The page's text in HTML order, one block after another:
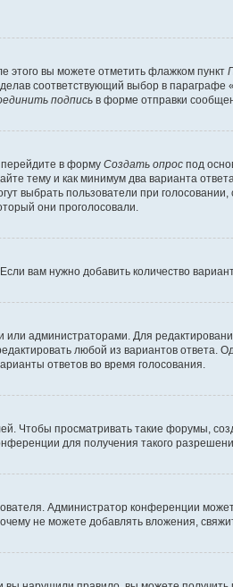
этого вы можете отметить флажком пункт
соответствующий выбор в
подпись в форме отправки
в форму Создать опрос под
тему и как минимум два варианта
выбрать пользователи при
они проголосовали.
вам нужно добавить количество
администраторами. Для
любой из вариантов ответа.
ответов во время голосования.
Чтобы просматривать такие форумы,
для получения такого
Администратор конференции
не можете добавлять вложения,